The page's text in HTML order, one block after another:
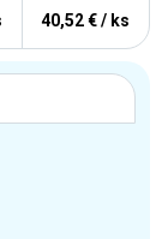
40,52 € / ks